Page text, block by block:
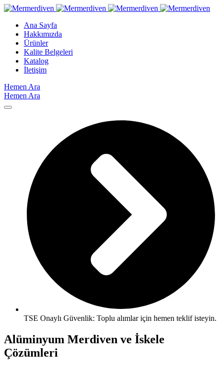
Ana Sayfa
Hakkımızda
Ürünler
Kalite Belgeleri
Katalog
İletişim
Hemen Ara
Hemen Ara
TSE Onaylı Güvenlik: Toplu alımlar için hemen teklif isteyin.
Alüminyum Merdiven ve İskele
Çözümleri